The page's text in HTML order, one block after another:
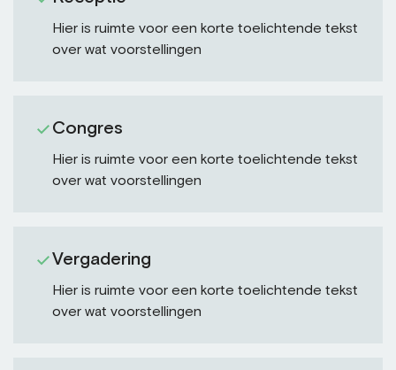
Hier is ruimte voor een korte toelichtende tekst
over wat voorstellingen
Congres
Hier is ruimte voor een korte toelichtende tekst
over wat voorstellingen
Vergadering
Hier is ruimte voor een korte toelichtende tekst
over wat voorstellingen